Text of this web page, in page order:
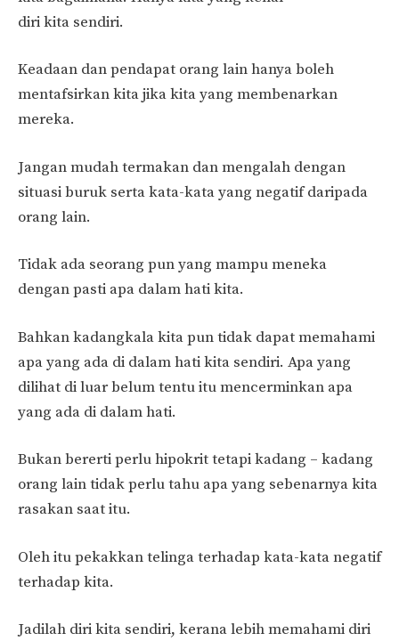
diri kita sendiri.
Keadaan dan pendapat orang lain hanya boleh
mentafsirkan kita jika kita yang membenarkan
mereka.
Jangan mudah termakan dan mengalah dengan
situasi buruk serta kata-kata yang negatif daripada
orang lain.
Tidak ada seorang pun yang mampu meneka
dengan pasti apa dalam hati kita.
Bahkan kadangkala kita pun tidak dapat memahami
apa yang ada di dalam hati kita sendiri. Apa yang
dilihat di luar belum tentu itu mencerminkan apa
yang ada di dalam hati.
Bukan bererti perlu hipokrit tetapi kadang – kadang
orang lain tidak perlu tahu apa yang sebenarnya kita
rasakan saat itu.
Oleh itu pekakkan telinga terhadap kata-kata negatif
terhadap kita.
Jadilah diri kita sendiri, kerana lebih memahami diri